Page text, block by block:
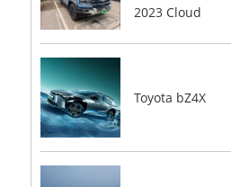
2023 Cloud
Toyota bZ4X